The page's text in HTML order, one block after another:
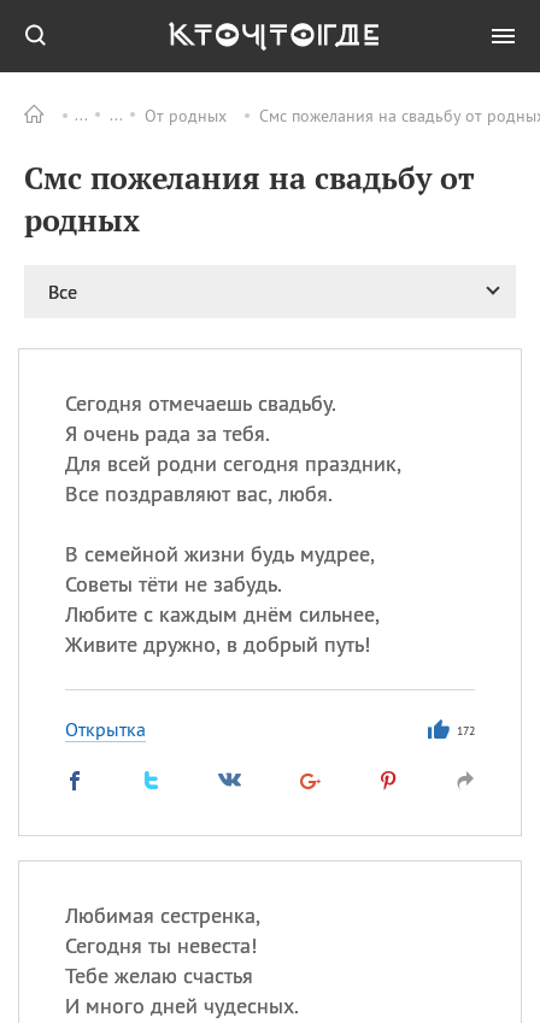
От родных Смс пожелания на свадьбу от
Смс пожелания на свадьбу от
родных
Все
Сегодня отмечаешь свадьбу.
Я очень рада за тебя.
Для всей родни сегодня праздник,
Все поздравляют вас, любя.
В семейной жизни будь мудрее,
Советы тёти не забудь.
Любите с каждым днём сильнее,
Живите дружно, в добрый путь!
Открытка 172
Любимая сестренка,
Сегодня ты невеста!
Тебе желаю счастья
И много дней чудесных.
ПРАЗДНИКИ Все
11.08
Рождество святителя
Николая Чудотворца
праздник
12.08 День
(День ВВС) РФ
ИМЕНА
Сегодня празднуют именины
Акакий ,Василий
Еще
,
Антонина
Еще